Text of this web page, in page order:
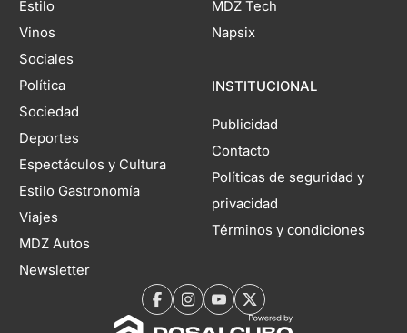
Estilo
Vinos
Sociales
Política
Sociedad
Deportes
Espectáculos y Cultura
Estilo Gastronomía
Viajes
MDZ Autos
Newsletter
MDZ Tech
Napsix
INSTITUCIONAL
Publicidad
Contacto
Políticas de seguridad y
privacidad
Términos y condiciones